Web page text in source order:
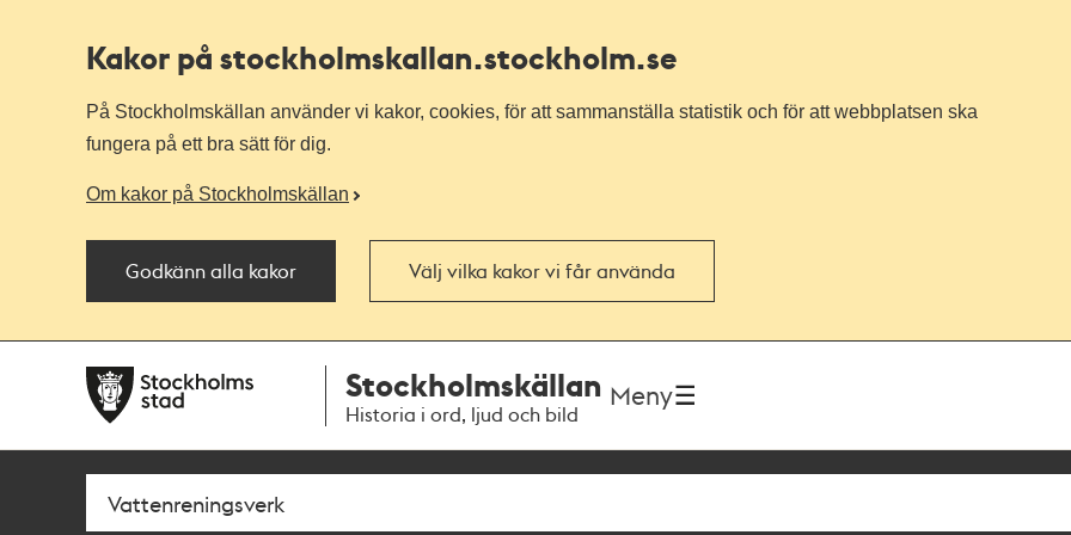
Kakor på stockholmskallan.stockholm.se
På Stockholmskällan använder vi kakor, cookies, för att sammanställa statistik och för att webbplatsen ska
fungera på ett bra sätt för dig.
Om kakor på Stockholmskällan
Godkänn alla kakor Välj vilka kakor vi får använda
navigationen
huvudinnehållet
Stockholmskällan
Historia i ord, ljud och bild
Meny
Sök